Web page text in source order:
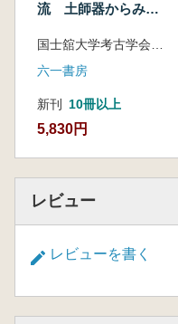
流 土師器からみた
六一書房
新刊 10冊以上
5,830円
レビュー
レビューを書く